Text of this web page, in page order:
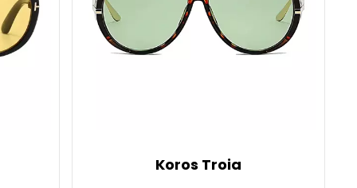
Koros Troia